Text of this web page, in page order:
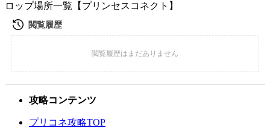
ロップ場所一覧【プリンセスコネクト】
攻略コンテンツ
プリコネ攻略TOP